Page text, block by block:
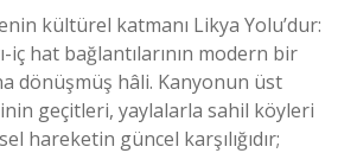
kültürel katmanı Likya Yolu’dur:
iç hat bağlantılarının modern bir
dönüşmüş hâli. Kanyonun üst
geçitleri, yaylalarla sahil köyleri
hareketin güncel karşılığıdır;